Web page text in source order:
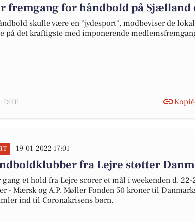
fremgang for håndbold på Sjælland
skulle være en "jydesport", modbeviser de
på det kraftigste med imponerende
DHF
19-01-2022 17:01
fra Lejre støtter
gang et hold fra Lejre scorer et mål i weekenden d. 22-
- Mærsk og A.P. Møller Fonden 50 kroner til
ind til Coronakrisens børn.